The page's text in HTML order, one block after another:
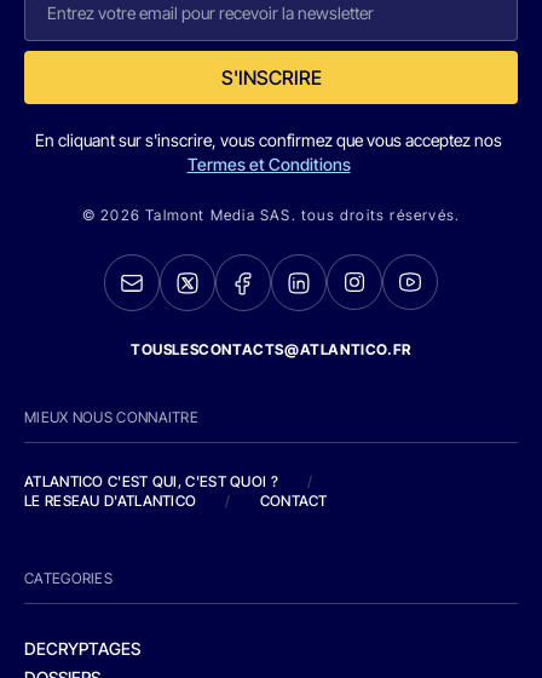
S'INSCRIRE
En cliquant sur s'inscrire, vous confirmez que vous acceptez nos
Termes et Conditions
© 2026 Talmont Media SAS. tous droits réservés.
TOUSLESCONTACTS@ATLANTICO.FR
MIEUX NOUS CONNAITRE
ATLANTICO C'EST QUI, C'EST QUOI ?
/
LE RESEAU D'ATLANTICO
/ CONTACT
CATEGORIES
DECRYPTAGES